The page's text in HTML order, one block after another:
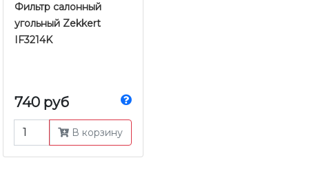
Фильтр салонный
угольный Zekkert
IF3214K
740 руб
В корзину